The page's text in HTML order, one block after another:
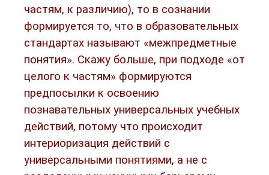
частям, к различию), то в сознании
формируется то, что в образовательных
стандартах называют «межпредметные
понятия». Скажу больше, при подходе «от
целого к частям» формируются
предпосылки к освоению
познавательных универсальных учебных
действий, потому что происходит
интериоризация действий с
универсальными понятиями, а не с